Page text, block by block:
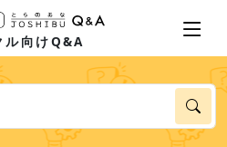
ル向けQ&A